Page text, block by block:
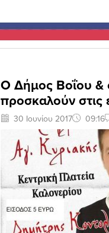
O Δήμος Βοΐου &
προσκαλούν στις
30 Ιουνίου 2017 09:16